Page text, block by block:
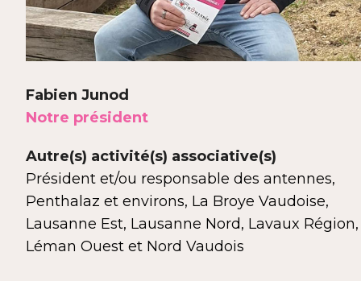
Fabien Junod
Notre président
Autre(s) activité(s) associative(s)
Président et/ou responsable des antennes,
Penthalaz et environs, La Broye Vaudoise,
Lausanne Est, Lausanne Nord, Lavaux Région,
Léman Ouest et Nord Vaudois